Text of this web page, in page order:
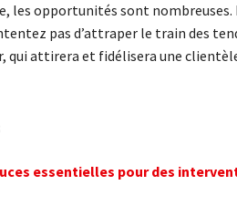
les opportunités sont nombreuses.
pas d’attraper le train des
qui attirera et fidélisera une
essentielles pour des